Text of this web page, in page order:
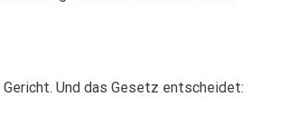
Und das Gesetz entscheidet: